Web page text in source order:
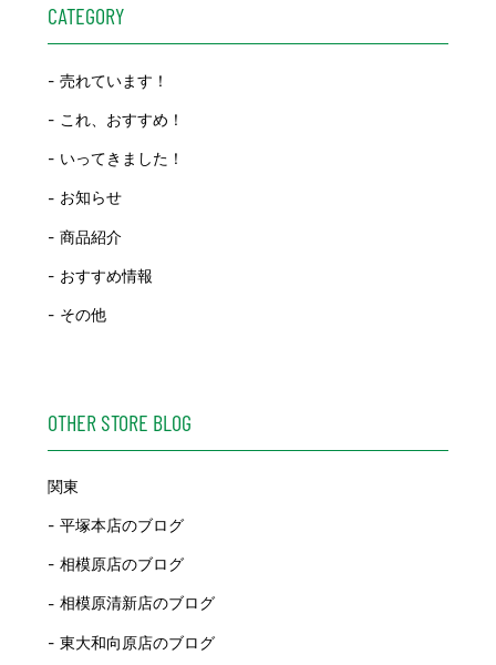
CATEGORY
売れています！
これ、おすすめ！
いってきました！
お知らせ
商品紹介
おすすめ情報
その他
OTHER STORE BLOG
関東
平塚本店のブログ
相模原店のブログ
相模原清新店のブログ
東大和向原店のブログ